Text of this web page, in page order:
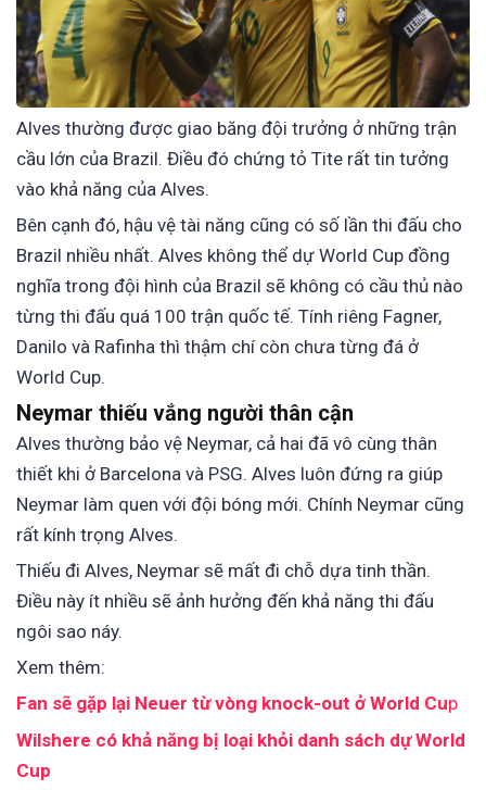
Alves thường được giao băng đội trưởng ở những trận
cầu lớn của Brazil. Điều đó chứng tỏ Tite rất tin tưởng
vào khả năng của Alves.
Bên cạnh đó, hậu vệ tài năng cũng có số lần thi đấu cho
Brazil nhiều nhất. Alves không thể dự World Cup đồng
nghĩa trong đội hình của Brazil sẽ không có cầu thủ nào
từng thi đấu quá 100 trận quốc tế. Tính riêng Fagner,
Danilo và Rafinha thì thậm chí còn chưa từng đá ở
World Cup.
Neymar thiếu vắng người thân cận
Alves thường bảo vệ Neymar, cả hai đã vô cùng thân
thiết khi ở Barcelona và PSG. Alves luôn đứng ra giúp
Neymar làm quen với đội bóng mới. Chính Neymar cũng
rất kính trọng Alves.
Thiếu đi Alves, Neymar sẽ mất đi chỗ dựa tinh thần.
Điều này ít nhiều sẽ ảnh hưởng đến khả năng thi đấu
ngôi sao náy.
Xem thêm:
Fan sẽ gặp lại Neuer từ vòng knock-out ở World Cup
Wilshere có khả năng bị loại khỏi danh sách dự World
Cup